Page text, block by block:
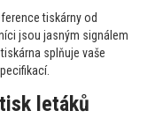
tiskárny od
jsou jasným signálem
splňuje vaše
letáků